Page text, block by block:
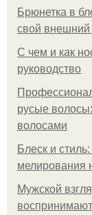
Брюнетка в
свой внешний
С чем и как
руководство
русые
волосами
Блеск и
мелирования
Мужской